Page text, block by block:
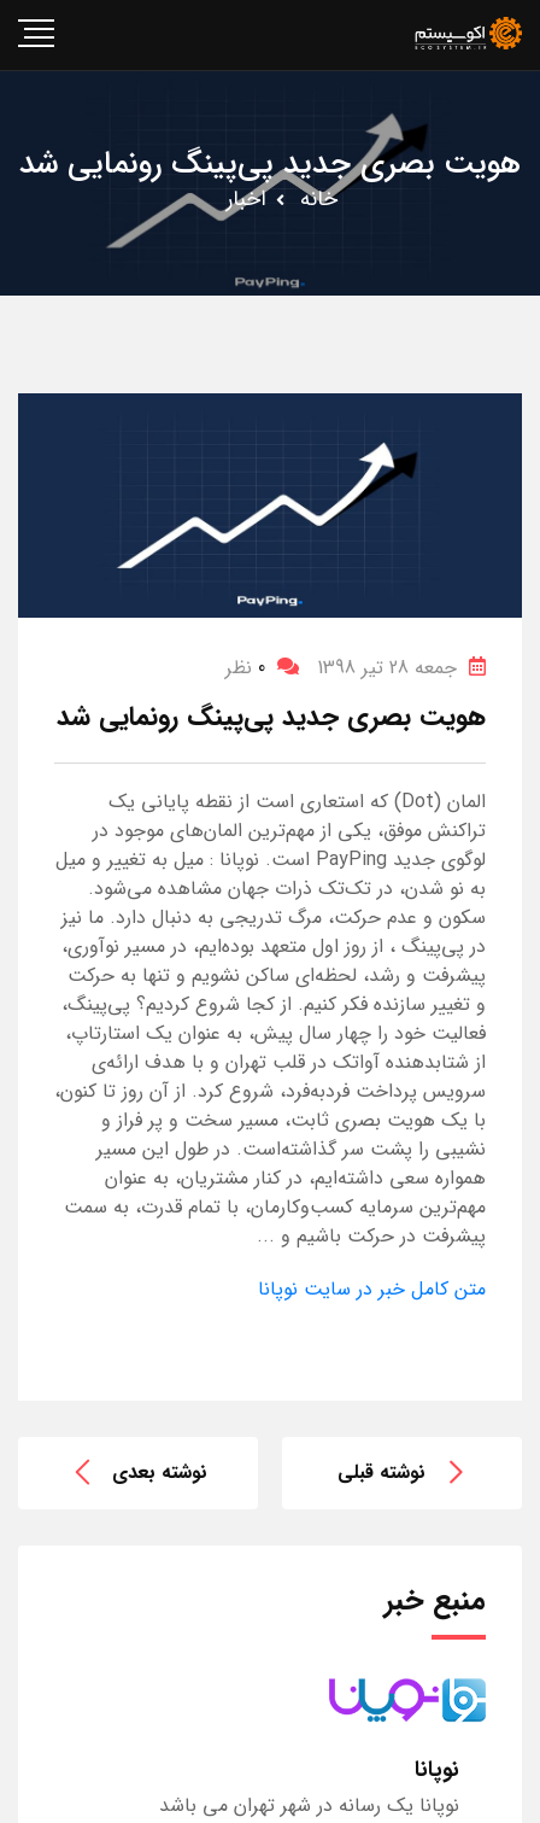
هویت بصری جدید پی‌پینگ رونمایی شد
خانه اخبار
جمعه 28 تیر 1398 0 نظر
هویت بصری جدید پی‌پینگ رونمایی شد
المان (Dot) که استعاری است از نقطه‌ پایانی یک
تراکنش موفق، یکی از مهم‌ترین المان‌های موجود در
لوگوی جدید PayPing است. نوپانا : میل به تغییر و میل
به نو شدن، در تک‌تک ذرات جهان مشاهده می‌شود.
سکون و عدم حرکت، مرگ تدریجی به دنبال دارد. ما نیز
در پی‌پینگ ، از روز اول متعهد بوده‌ایم، در مسیر نوآوری،
پیشرفت و رشد، لحظه‌ای ساکن نشویم و تنها به حرکت
و تغییر سازنده فکر کنیم. از کجا شروع کردیم؟ پی‌پینگ،
فعالیت خود را چهار سال پیش، به عنوان یک استارتاپ،
از شتابدهنده آواتک در قلب تهران و با هدف ارائه‌ی
سرویس پرداخت فردبه‌فرد، شروع کرد. از آن روز تا کنون،
با یک هویت بصری ثابت، مسیر سخت و پر فراز و
نشیبی را پشت سر گذاشته‌است. در طول این مسیر
همواره سعی داشته‌ایم، در کنار مشتریان، به عنوان
مهم‌ترین سرمایه کسب‌وکارمان، با تمام قدرت، به سمت
پیشرفت در حرکت باشیم و ...
متن کامل خبر در سایت نوپانا
نوشته قبلی نوشته بعدی
منبع خبر
نوپانا
نوپانا یک رسانه در شهر تهران می باشد